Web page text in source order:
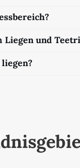
Liegen und